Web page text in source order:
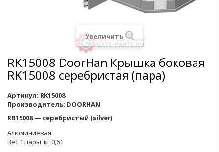
Увеличить
RK15008 DoorHan Крышка боковая
RK15008 серебристая (пара)
Артикул: RK15008
Производитель: DOORHAN
RB15008 — серебристый (silver)
Алюминиевая
Вес 1 пары, кг 0,61